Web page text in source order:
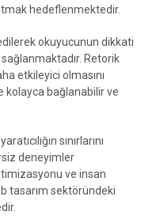
hedeflenmektedir.
okuyucunun dikkati
Retorik
etkileyici olmasını
kolayca bağlanabilir ve
sınırlarını
deneyimler
ve insan
tasarım sektöründeki